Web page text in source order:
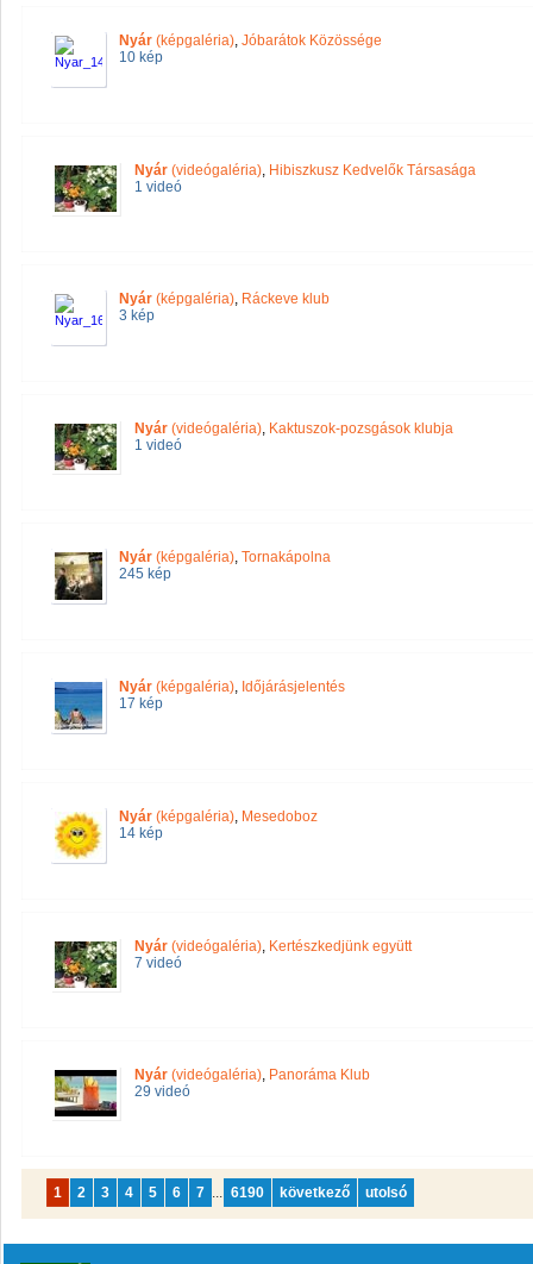
Nyár (képgaléria), Jóbarátok Közössége
10 kép
Nyár (videógaléria), Hibiszkusz Kedvelők Társasága
1 videó
Nyár (képgaléria), Ráckeve klub
3 kép
Nyár (videógaléria), Kaktuszok-pozsgások klubja
1 videó
Nyár (képgaléria), Tornakápolna
245 kép
Nyár (képgaléria), Időjárásjelentés
17 kép
Nyár (képgaléria), Mesedoboz
14 kép
Nyár (videógaléria), Kertészkedjünk együtt
7 videó
Nyár (videógaléria), Panoráma Klub
29 videó
1 2 3 4 5 6 7 ... 6190 következő utolsó